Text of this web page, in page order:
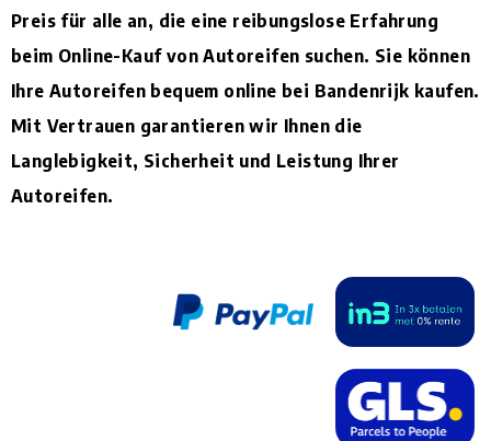
Preis für alle an, die eine reibungslose Erfahrung
beim Online-Kauf von Autoreifen suchen. Sie können
Ihre Autoreifen bequem online bei Bandenrijk kaufen.
Mit Vertrauen garantieren wir Ihnen die
Langlebigkeit, Sicherheit und Leistung Ihrer
Autoreifen.